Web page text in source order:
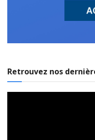
Retrouvez nos